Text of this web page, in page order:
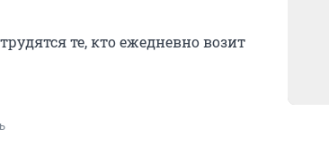
те, кто ежедневно возит